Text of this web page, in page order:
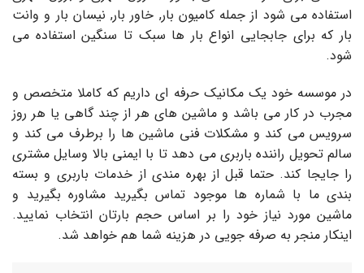
استفاده می شود از جمله کامیون بار, خاور بار, نیسان بار و وانت
بار که برای جابجایی انواع بار ها سبک تا سنگین استفاده می
شود.
در موسسه خود یک مکانیک حرفه ای داریم که کاملا متخصص و
مجرب در کار می باشد و ماشین های هر از چند گاهی یا هر روز
سرویس می کند و مشکلات فنی ماشین ها را برطرف می کند و
سالم تحویل راننده باربری می دهد تا با ایمنی بالا وسایل مشتری
را جایجا کند. حتما قبل از بهره مندی از خدمات باربری و بسته‌
بندی ما با شماره ها موجود تماس بگیرید مشاوره بگیرید و
ماشین مورد نیاز خود را بر اساس حجم بارتان انتخاب نمایید.
اینکار منجر به صرفه جویی در هزینه شما هم خواهد شد.